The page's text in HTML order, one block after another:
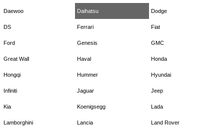
Daewoo Daihatsu Dodge
DS Ferrari Fiat
Ford Genesis GMC
Great Wall Haval Honda
Hongqi Hummer Hyundai
Infiniti Jaguar Jeep
Kia Koenigsegg Lada
Lamborghini Lancia Land Rover